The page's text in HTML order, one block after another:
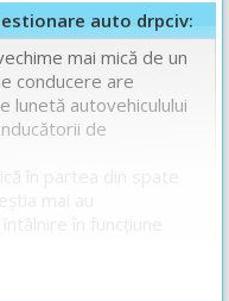
auto drpciv:
mai mică de un
conducere are
lunetă autovehiculului
de
în partea din spate